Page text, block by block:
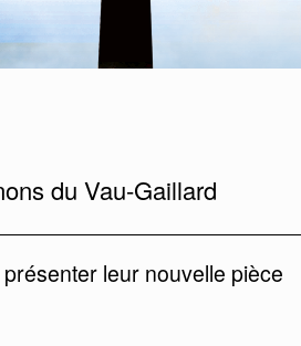
du Vau-Gaillard
leur nouvelle pièce